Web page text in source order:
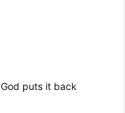
puts it back